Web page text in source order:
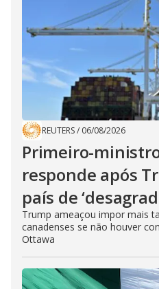
REUTERS/ 06/08/2026
Primeiro-
responde após
país de
Trump ameaçou impor mais
canadenses se não houver
Ottawa